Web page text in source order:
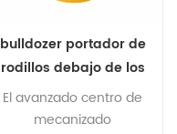
bulldozer portador de
rodillos debajo de los
componentes
El avanzado centro de
mecanizado